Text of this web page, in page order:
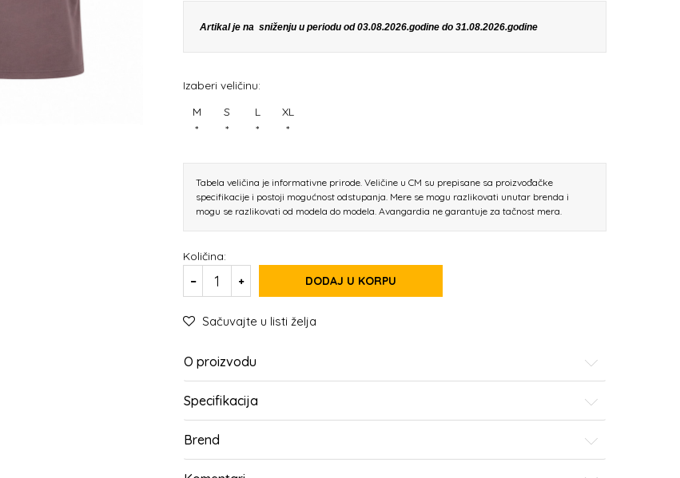
Artikal je na sniženju u periodu od 03.08.2026.godine do 31.08.2026.godine
Izaberi veličinu:
M
*
S
*
L
*
XL
*
Tabela veličina je informativne prirode. Veličine u CM su prepisane sa proizvođačke
specifikacije i postoji mogućnost odstupanja. Mere se mogu razlikovati unutar brenda i
mogu se razlikovati od modela do modela. Avangardia ne garantuje za tačnost mera.
Količina:
DODAJ U KORPU
Sačuvajte u listi želja
O proizvodu
Specifikacija
Brend